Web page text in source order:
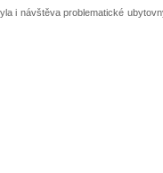
i návštěva problematické